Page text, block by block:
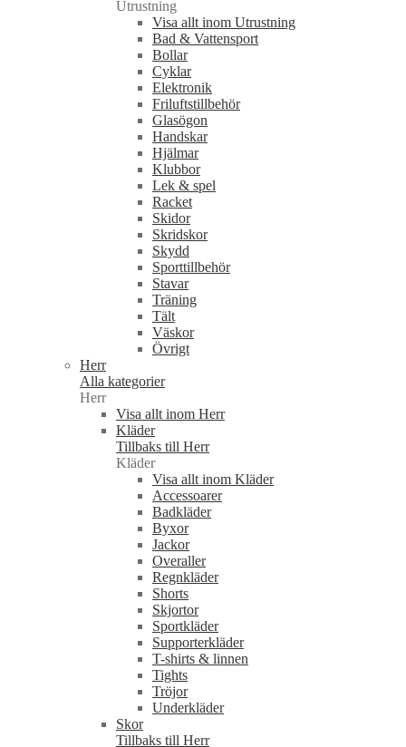
Utrustning
Visa allt inom Utrustning
Bad & Vattensport
Bollar
Cyklar
Elektronik
Friluftstillbehör
Glasögon
Handskar
Hjälmar
Klubbor
Lek & spel
Racket
Skidor
Skridskor
Skydd
Sporttillbehör
Stavar
Träning
Tält
Väskor
Övrigt
Herr
Alla kategorier
Herr
Visa allt inom Herr
Kläder
Tillbaks till Herr
Kläder
Visa allt inom Kläder
Accessoarer
Badkläder
Byxor
Jackor
Overaller
Regnkläder
Shorts
Skjortor
Sportkläder
Supporterkläder
T-shirts & linnen
Tights
Tröjor
Underkläder
Skor
Tillbaks till Herr